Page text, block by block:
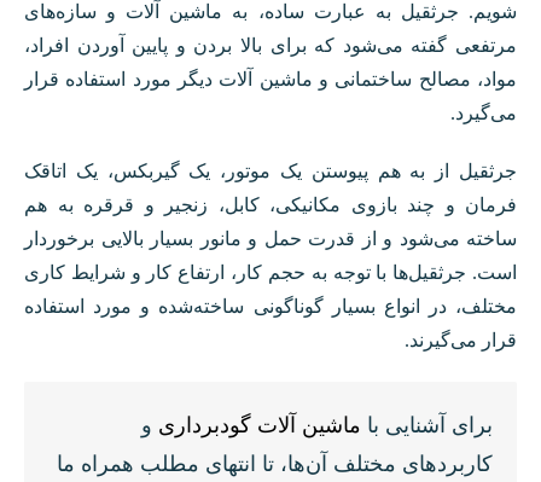
شویم. جرثقیل به عبارت ساده، به ماشین آلات و سازه‌های
مرتفعی گفته می‌شود که برای بالا بردن و پایین آوردن افراد،
مواد، مصالح ساختمانی و ماشین آلات دیگر مورد استفاده قرار
می‌گیرد.
جرثقیل از به هم پیوستن یک موتور، یک گیربکس، یک اتاقک
فرمان و چند بازوی مکانیکی، کابل، زنجیر و قرقره به هم
ساخته می‌شود و از قدرت حمل و مانور بسیار بالایی برخوردار
است. جرثقیل‌ها با توجه به حجم کار، ارتفاع کار و شرایط کاری
مختلف، در انواع بسیار گوناگونی ساخته‌شده و مورد استفاده
قرار می‌گیرند.
برای آشنایی با ماشین آلات گودبرداری و
کاربردهای مختلف آن‌ها، تا انتهای مطلب همراه ما